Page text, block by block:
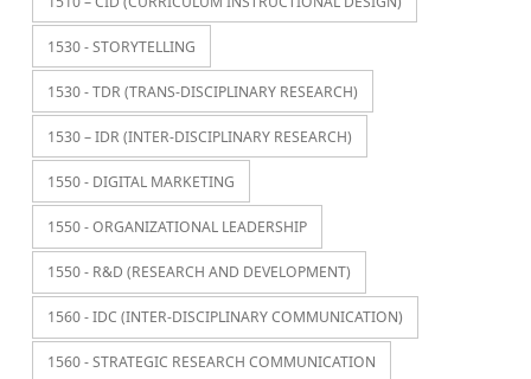
1530 - STORYTELLING
1530 - TDR (TRANS-DISCIPLINARY RESEARCH)
1530 – IDR (INTER-DISCIPLINARY RESEARCH)
1550 - DIGITAL MARKETING
1550 - ORGANIZATIONAL LEADERSHIP
1550 - R&D (RESEARCH AND DEVELOPMENT)
1560 - IDC (INTER-DISCIPLINARY COMMUNICATION)
1560 - STRATEGIC RESEARCH COMMUNICATION